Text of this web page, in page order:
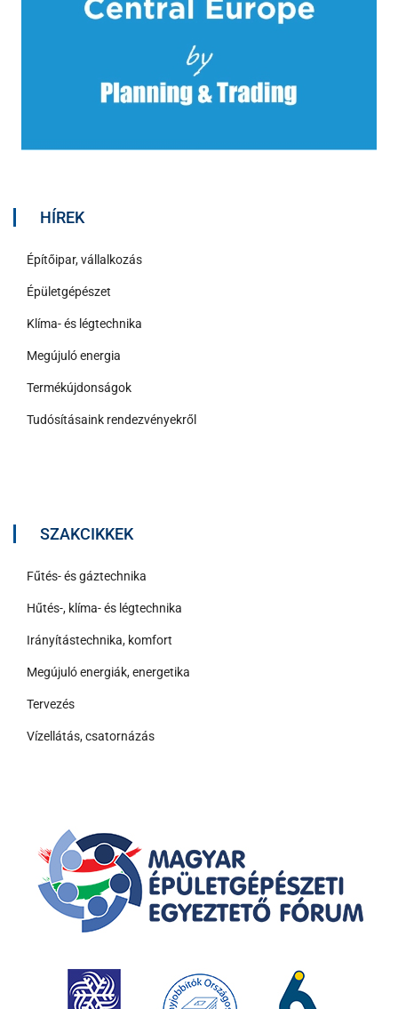
HÍREK
Építőipar, vállalkozás
Épületgépészet
Klíma- és légtechnika
Megújuló energia
Termékújdonságok
Tudósításaink rendezvényekről
SZAKCIKKEK
Fűtés- és gáztechnika
Hűtés-, klíma- és légtechnika
Irányítástechnika, komfort
Megújuló energiák, energetika
Tervezés
Vízellátás, csatornázás